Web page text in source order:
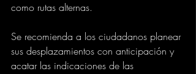
como rutas alternas.
Se recomienda a los ciudadanos planear
sus desplazamientos con anticipación y
acatar las indicaciones de las